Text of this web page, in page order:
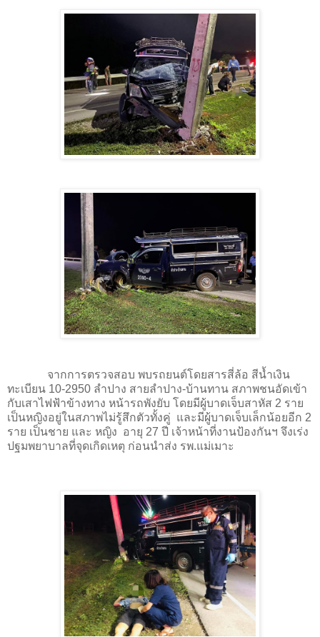
จากการตรวจสอบ พบรถยนต์โดยสารสี่ล้อ สีน้ำเงิน
ทะเบียน 10-2950 ลำปาง สายลำปาง-บ้านทาน สภาพชนอัดเข้า
กับเสาไฟฟ้าข้างทาง หน้ารถพังยับ โดยมีผู้บาดเจ็บสาหัส 2 ราย
เป็นหญิงอยู่ในสภาพไม่รู้สึกตัวทั้งคู่ และมีผู้บาดเจ็บเล็กน้อยอีก 2
ราย เป็นชาย และ หญิง อายุ 27 ปี เจ้าหน้าที่งานป้องกันฯ จึงเร่ง
ปฐมพยาบาลที่จุดเกิดเหตุ ก่อนนำส่ง รพ.แม่เมาะ